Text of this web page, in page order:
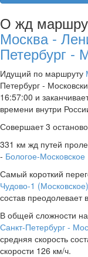
О жд
Москва -
Петербург -
Идущий по маршруту
Петербург -
16:57:00 и
времени внутри
Совершает 3
331 км жд путей
- Бологое-Московское
Самый короткий
Чудово-1 (Московское)
состав преодолевает
В общей сложности
Санкт-Петербург -
средняя скорость
скорости 126 км/ч.